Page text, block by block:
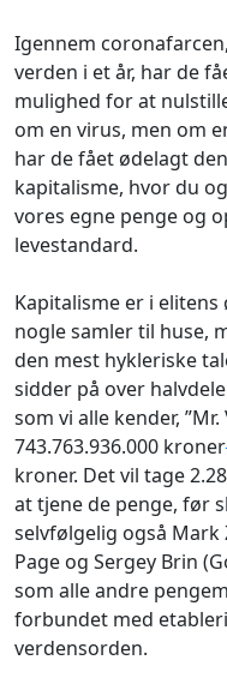
Igennem
verden i et år, har de
mulighed for at
om en virus, men om
har de fået ødelagt
kapitalisme, hvor du
vores egne penge og
levestandard.
Kapitalisme er i
nogle samler til huse,
den mest hykleriske
sidder på over
som vi alle kender,
743.763.936.000 kroner
kroner. Det vil tage
at tjene de penge, før
selvfølgelig også Mark
Page og Sergey Brin
som alle andre
forbundet med
verdensorden.